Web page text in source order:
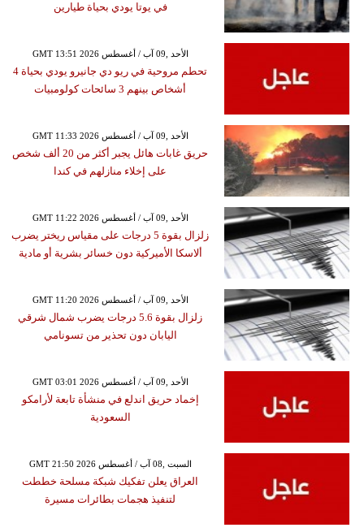
في يوتا يودي بحياة طيارين
GMT 13:51 2026 الأحد ,09 آب / أغسطس
تحطم مروحية في ريو دي جانيرو يودي بحياة 4
أشخاص بينهم 3 سائحات كولومبيات
GMT 11:33 2026 الأحد ,09 آب / أغسطس
حريق غابات هائل يجبر أكثر من 20 ألف شخص
على إخلاء منازلهم في كندا
GMT 11:22 2026 الأحد ,09 آب / أغسطس
زلزال بقوة 5 درجات على مقياس ريختر يضرب
ألاسكا الأميركية دون خسائر بشرية أو مادية
GMT 11:20 2026 الأحد ,09 آب / أغسطس
زلزال بقوة 5.6 درجات يضرب شمال شرقي
اليابان دون تحذير من تسونامي
GMT 03:01 2026 الأحد ,09 آب / أغسطس
إخماد حريق اندلع في منشأة تابعة لأرامكو
السعودية
GMT 21:50 2026 السبت ,08 آب / أغسطس
العراق يعلن تفكيك شبكة مسلحة خططت
لتنفيذ هجمات بطائرات مسيرة